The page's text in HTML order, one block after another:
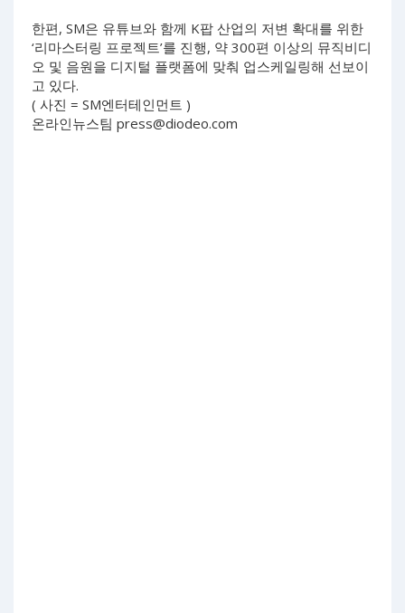
한편, SM은 유튜브와 함께 K팝 산업의 저변 확대를 위한
‘리마스터링 프로젝트’를 진행, 약 300편 이상의 뮤직비디
오 및 음원을 디지털 플랫폼에 맞춰 업스케일링해 선보이
고 있다.
( 사진 = SM엔터테인먼트 )
온라인뉴스팀 press@diodeo.com